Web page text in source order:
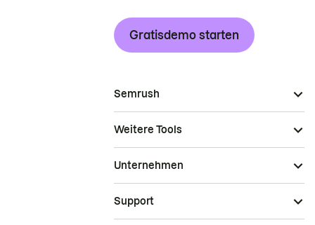
Gratisdemo starten
Semrush
Weitere Tools
Unternehmen
Support